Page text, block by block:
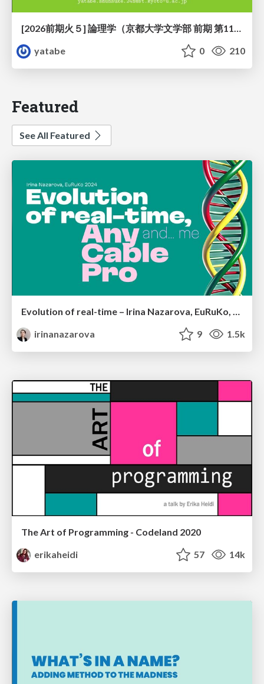
[2026前期火５] 論理学（京都大学文学部 前期 第11回）「ハーモニー：三層モデルと保存拡大」
yatabe
0 210
Featured
See All Featured
Evolution of real-time – Irina Nazarova, EuRuKo, 2024
irinanazarova
9 1.5k
The Art of Programming - Codeland 2020
erikaheidi
57 14k